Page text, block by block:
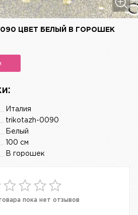
ЦВЕТ БЕЛЫЙ В ГОРОШЕК
Италия
trikotazh-0090
Белый
100 см
В горошек
пока нет отзывов